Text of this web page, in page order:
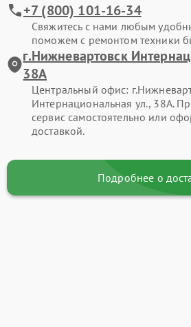
+7 (800) 101-16-34
Свяжитесь с нами любым
поможем с ремонтом техники
г.Нижневартовск
38А
Центральный офис:
Интернациональная ул., 38А.
сервис самостоятельно или
доставкой.
Подробнее о